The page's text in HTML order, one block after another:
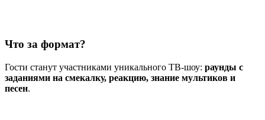
Что за формат?
Гости станут участниками уникального ТВ-шоу: раунды с
заданиями на смекалку, реакцию, знание мультиков и
песен.